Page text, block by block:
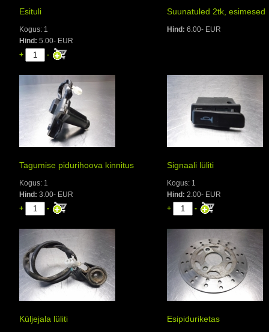
Esituli
Kogus: 1
Hind: 5.00- EUR
+
-
Suunatuled 2tk, esimesed
Hind: 6.00- EUR
Tagumise pidurihoova kinnitus
Kogus: 1
Hind: 3.00- EUR
+
-
Signaali lüliti
Kogus: 1
Hind: 2.00- EUR
+
-
Küljejala lüliti Esipiduriketas